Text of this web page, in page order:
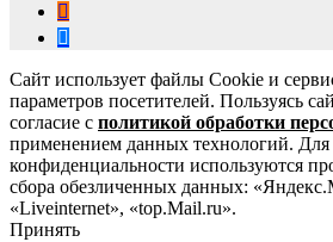
Сайт использует файлы Cookie и
параметров посетителей. Пользуясь
согласие с политикой обработки
применением данных технологий. Для
конфиденциальности используются
сбора обезличенных данных:
«Liveinternet», «top.Mail.ru».
Принять